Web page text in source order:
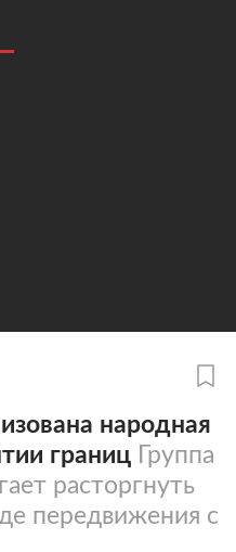
народная
границ Группа
расторгнуть
передвижения с